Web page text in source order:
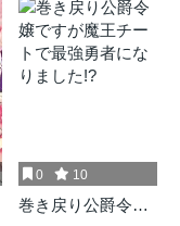
0 10
巻き戻り公爵令嬢